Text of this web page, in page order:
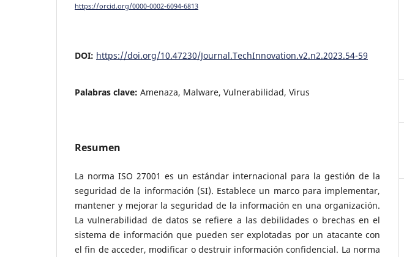
https://orcid.org/0000-0002-6094-6813
DOI: https://doi.org/10.47230/Journal.TechInnovation.v2.n2.2023.54-59
Palabras clave: Amenaza, Malware, Vulnerabilidad, Virus
Resumen
La norma ISO 27001 es un estándar internacional para la gestión de la
seguridad de la información (SI). Establece un marco para implementar,
mantener y mejorar la seguridad de la información en una organización.
La vulnerabilidad de datos se refiere a las debilidades o brechas en el
sistema de información que pueden ser explotadas por un atacante con
el fin de acceder, modificar o destruir información confidencial. La norma